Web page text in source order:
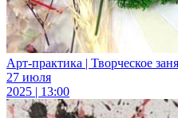
Арт-практика | Творческое
27 июля
2025 | 13:00